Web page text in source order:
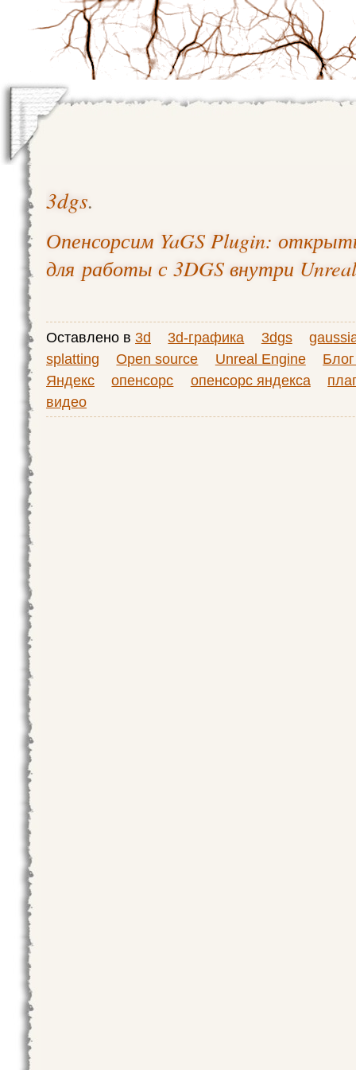
3dgs.
Опенсорсим YaGS Plugin:
для работы с 3DGS внутри
Оставлено в 3d 3d-графика 3dgs
splatting
Open source Unreal Engine
Яндекс
опенсорс опенсорс яндекса
видео